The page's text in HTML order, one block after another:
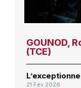
GOUNOD,
(TCE)
21 Fév 2026